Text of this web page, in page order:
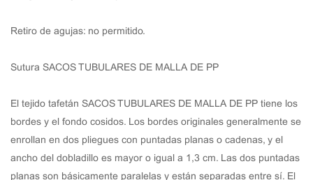
Retiro de agujas: no permitido.
Sutura SACOS TUBULARES DE MALLA DE PP
El tejido tafetán SACOS TUBULARES DE MALLA DE PP tiene los
bordes y el fondo cosidos. Los bordes originales generalmente se
enrollan en dos pliegues con puntadas planas o cadenas, y el
ancho del dobladillo es mayor o igual a 1,3 cm. Las dos puntadas
planas son básicamente paralelas y están separadas entre sí. El